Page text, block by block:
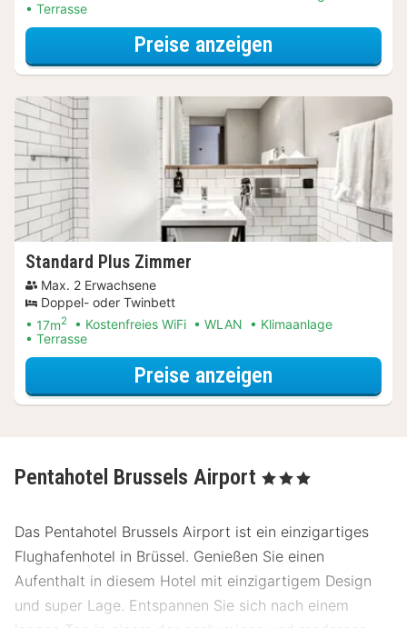
Terrasse
Preise anzeigen
Standard Plus Zimmer
Max. 2 Erwachsene
Doppel- oder Twinbett
17m2 Kostenfreies WiFi WLAN
Klimaanlage
Terrasse
Preise anzeigen
Pentahotel Brussels Airport , 3 Sterne
Das Pentahotel Brussels Airport ist ein einzigartiges
Flughafenhotel in Brüssel. Genießen Sie einen
Aufenthalt in diesem Hotel mit einzigartigem Design
und super Lage. Entspannen Sie sich nach einem